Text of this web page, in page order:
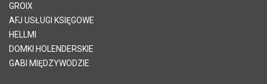
GROIX
AFJ USŁUGI KSIĘGOWE
HELLMI
DOMKI HOLENDERSKIE
GABI MIĘDZYWODZIE